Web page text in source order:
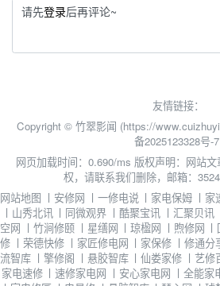
请先登录后再评论~
友情链接：
Copyright © 竹翠影闻 (https://
备2025123328号-7
网页加载时间：0.690/ms 版权声明：网站
权，请联系我们删除，邮箱：
网站地图 丨 安修网 丨 一修电说 丨 家电保姆 丨 家
丨 山秀北讯 丨 同微观界 丨 酷聚宝讯 丨 汇聚贝讯
空网 丨 竹涧修颐 丨 星缮网 丨琼楹网 丨 煦修网 丨
修 丨 荣德快修 丨 家匠修电网 丨 家保修 丨 修通分
流智库 丨 擎修阁 丨 悬胶智库 丨仙娄家修 丨 艺修
家电速修 丨 速修家电网 丨 安心家电网 丨 全能家